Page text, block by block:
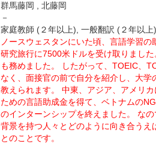
群馬藤岡 , 北藤岡
－
家庭教師 (２年以上), 一般翻訳 (２年以
ノースウェスタンにいた頃、言語学習
研究旅行に7500米ドルを受け取りまし
も務めました。 したがって、TOEIC、
なく、面接官の前で自分を紹介し、大
教えられます。 中東、アジア、アメリ
ための言語助成金を得て、ベトナムの
のインターンシップを終えました。 な
背景を持つ人々とどのように向き合う
とのことです。